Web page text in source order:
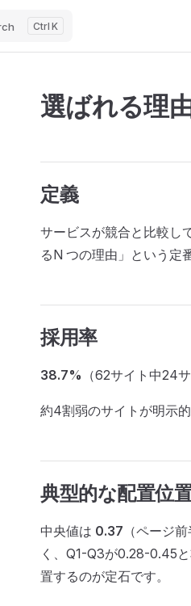
K
選ばれる理
定義
サービスが競合と比較し
るN つの理由」という定
採用率
38.7% （62サイト中24サ
約4割弱のサイトが明示
典型的な配置位
中央値は 0.37 （ページ
く、Q1-Q3が0.28-0.45
置するのが定石です。